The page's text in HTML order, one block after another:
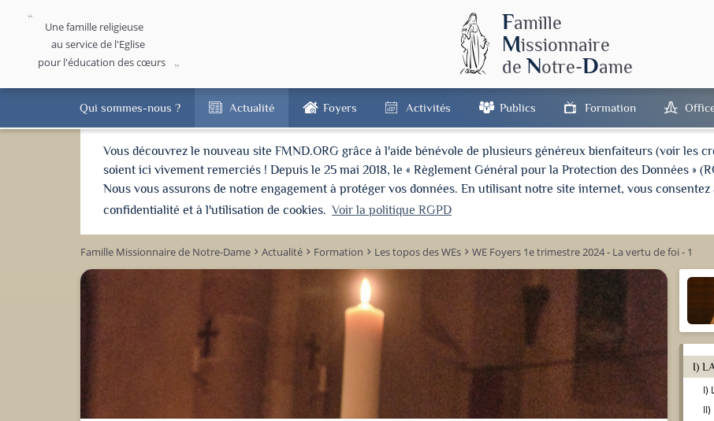
Une famille religieuse
au service de l'Eglise
pour l'éducation des cœurs
Famille
Missionnaire
de Notre-Dame
Qui sommes-nous ? Actualité Foyers Activités Publics Formation
Vous découvrez le nouveau site FMND.ORG grâce à l'aide bénévole de plusieurs généreux bienfaiteurs (voir les
soient ici vivement remerciés ! Depuis le 25 mai 2018, le « Règlement Général pour la Protection des Données »
Nous vous assurons de notre engagement à protéger vos données. En utilisant notre site internet, vous
confidentialité et à l'utilisation de cookies. Voir la politique RGPD
Famille Missionnaire de Notre-Dame keyboard_arrow_right Actualité keyboard_arrow_right Formation keyboard_arrow_right Les topos des WEs keyboard_arrow_right WE Foyers 1e trimestre 2024 - La vertu de foi - 1
I)